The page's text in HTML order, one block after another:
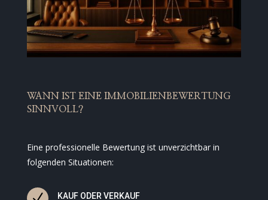
WANN IST EINE IMMOBILIENBEWERTUNG
SINNVOLL?
Eine professionelle Bewertung ist unverzichtbar in
folgenden Situationen:
KAUF ODER VERKAUF